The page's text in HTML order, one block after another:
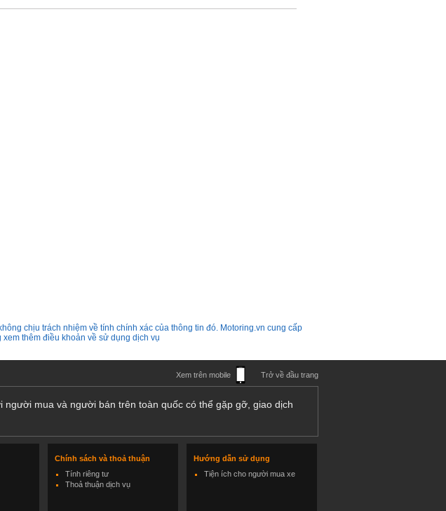
chịu trách nhiệm về tính chính xác của thông tin đó. Motoring.vn cung cấp
thêm điều khoản về sử dụng dịch vụ
Xem trên mobile Trở về đầu trang
mua và người bán trên toàn quốc có thể gặp gỡ, giao dịch
Chính sách và thoả thuận
Tính riêng tư
Thoả thuận dịch vụ
Hướng dẫn sử dụng
Tiện ích cho người mua xe